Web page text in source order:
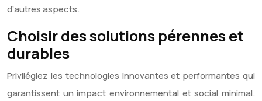
d’autres aspects.
Choisir des solutions pérennes et
durables
Privilégiez les technologies innovantes et performantes qui
garantissent un impact environnemental et social minimal.